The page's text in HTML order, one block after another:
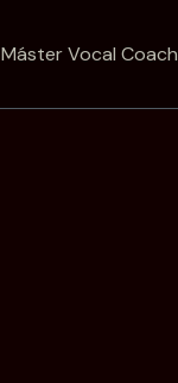
Máster Vocal Coach